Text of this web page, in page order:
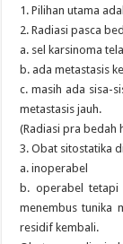
1. Pilihan utama
2. Radiasi pasca
a. sel karsinoma
b. ada metastasis
c. masih ada sisa-
metastasis jauh.
(Radiasi pra bedah
3. Obat sitostatika
a. inoperabel
b. operabel tetapi
menembus tunika
residif kembali.